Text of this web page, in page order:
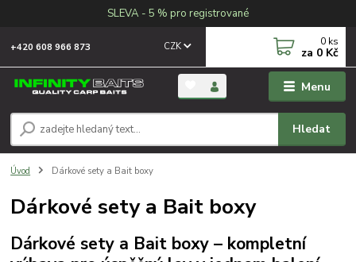
SLEVA - 5 % pro registrované
Menu
CZK
Hledat
+420 608 966 873 0 ks
za 0 Kč
Úvod Dárkové sety a Bait boxy
Dárkové sety a Bait boxy
Dárkové sety a Bait boxy – kompletní